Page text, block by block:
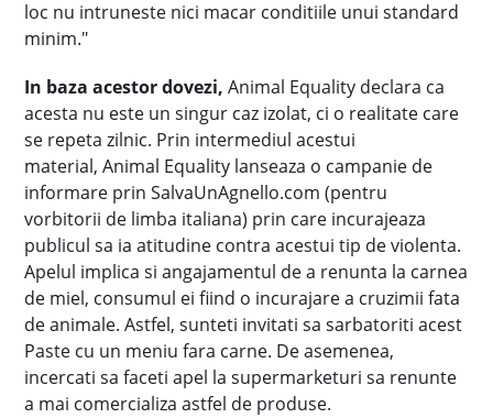
loc nu intruneste nici macar conditiile unui standard
minim."
In baza acestor dovezi,Animal Equality declara ca
acesta nu este un singur caz izolat, ci o realitate care
se repeta zilnic. Prin intermediul acestui
material, Animal Equality lanseaza o campanie de
informare prin SalvaUnAgnello.com (pentru
vorbitorii de limba italiana) prin care incurajeaza
publicul sa ia atitudine contra acestui tip de violenta.
Apelul implica si angajamentul de a renunta la carnea
de miel, consumul ei fiind o incurajare a cruzimii fata
de animale. Astfel, sunteti invitati sa sarbatoriti acest
Paste cu un meniu fara carne. De asemenea,
incercati sa faceti apel la supermarketuri sa renunte
a mai comercializa astfel de produse.